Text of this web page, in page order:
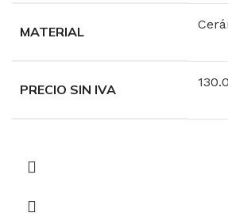
MATERIAL
PRECIO SIN IVA